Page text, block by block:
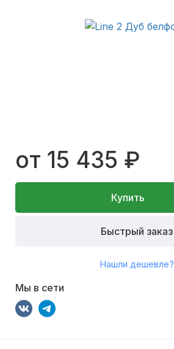
от 15 435 ₽
Купить
Быстрый заказ
Нашли дешевле?
Мы в сети